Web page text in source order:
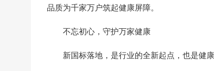
品质为千家万户筑起健康屏障。
不忘初心，守护万家健康
新国标落地，是行业的全新起点，也是健